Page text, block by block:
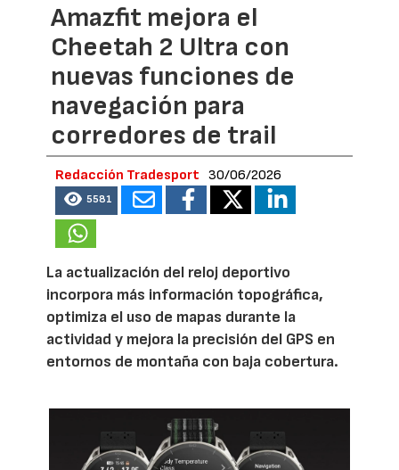
Amazfit mejora el
Cheetah 2 Ultra con
nuevas funciones de
navegación para
corredores de trail
Redacción Tradesport 30/06/2026
5581
La actualización del reloj deportivo
incorpora más información topográfica,
optimiza el uso de mapas durante la
actividad y mejora la precisión del GPS en
entornos de montaña con baja cobertura.